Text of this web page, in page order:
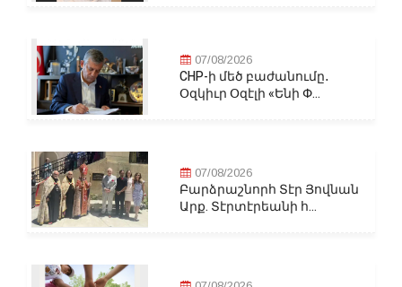
07/08/2026
CHP-ի մեծ բաժանումը․
Օզկիւր Օզէլի «Ենի Փ...
07/08/2026
Բարձրաշնորհ Տէր Յովնան
Արք. Տէրտէրեանի հ...